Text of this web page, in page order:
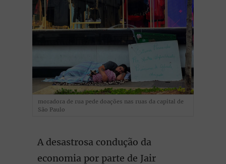
moradora de rua pede doações nas ruas da capital de
São Paulo
A desastrosa condução da
economia por parte de Jair